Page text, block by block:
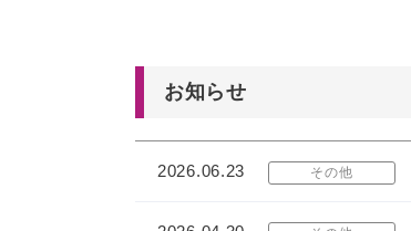
お知らせ
2026.06.23 その他